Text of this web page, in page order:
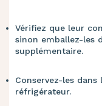
Vérifiez que leur
sinon emballez-les
supplémentaire.
Conservez-les
réfrigérateur.